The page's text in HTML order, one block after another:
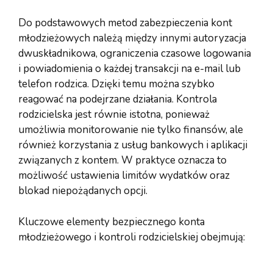
Do podstawowych metod zabezpieczenia kont
młodzieżowych należą między innymi autoryzacja
dwuskładnikowa, ograniczenia czasowe logowania
i powiadomienia o każdej transakcji na e-mail lub
telefon rodzica. Dzięki temu można szybko
reagować na podejrzane działania. Kontrola
rodzicielska jest równie istotna, ponieważ
umożliwia monitorowanie nie tylko finansów, ale
również korzystania z usług bankowych i aplikacji
związanych z kontem. W praktyce oznacza to
możliwość ustawienia limitów wydatków oraz
blokad niepożądanych opcji.
Kluczowe elementy bezpiecznego konta
młodzieżowego i kontroli rodzicielskiej obejmują: